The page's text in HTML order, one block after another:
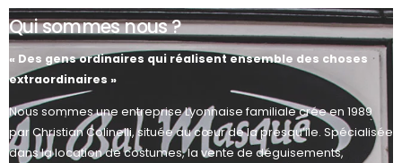
Qui sommes nous ?
« Des gens ordinaires qui réalisent ensemble des choses
extraordinaires »
Nous sommes une entreprise Lyonnaise familiale crée en 1989
par Christian Colinelli, située au cœur de la presqu’ile. Spécialisée
dans la location de costumes, la vente de déguisements,